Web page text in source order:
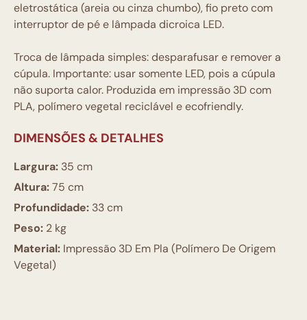
eletrostática (areia ou cinza chumbo), fio preto com
interruptor de pé e lâmpada dicroica LED.
Troca de lâmpada simples: desparafusar e remover a
cúpula. Importante: usar somente LED, pois a cúpula
não suporta calor. Produzida em impressão 3D com
PLA, polímero vegetal reciclável e ecofriendly.
DIMENSÕES & DETALHES
Largura: 35 cm
Altura:75 cm
Profundidade: 33 cm
Peso: 2 kg
Material: Impressão 3D Em Pla (Polímero De Origem
Vegetal)